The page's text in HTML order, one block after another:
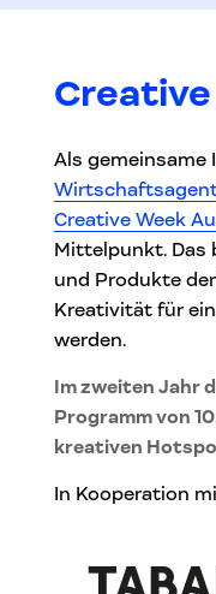
Als gemeinsame
Creative Week
Mittelpunkt. Das
und Produkte
Kreativität für
werden.
Im zweiten Jahr
Programmvon
kreativen
In Kooperation